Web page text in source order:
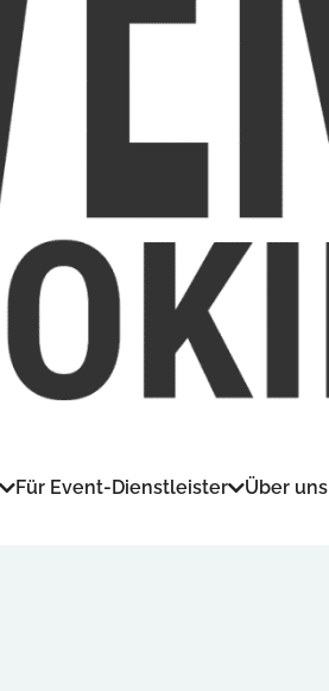
Für Event-Dienstleister Über uns